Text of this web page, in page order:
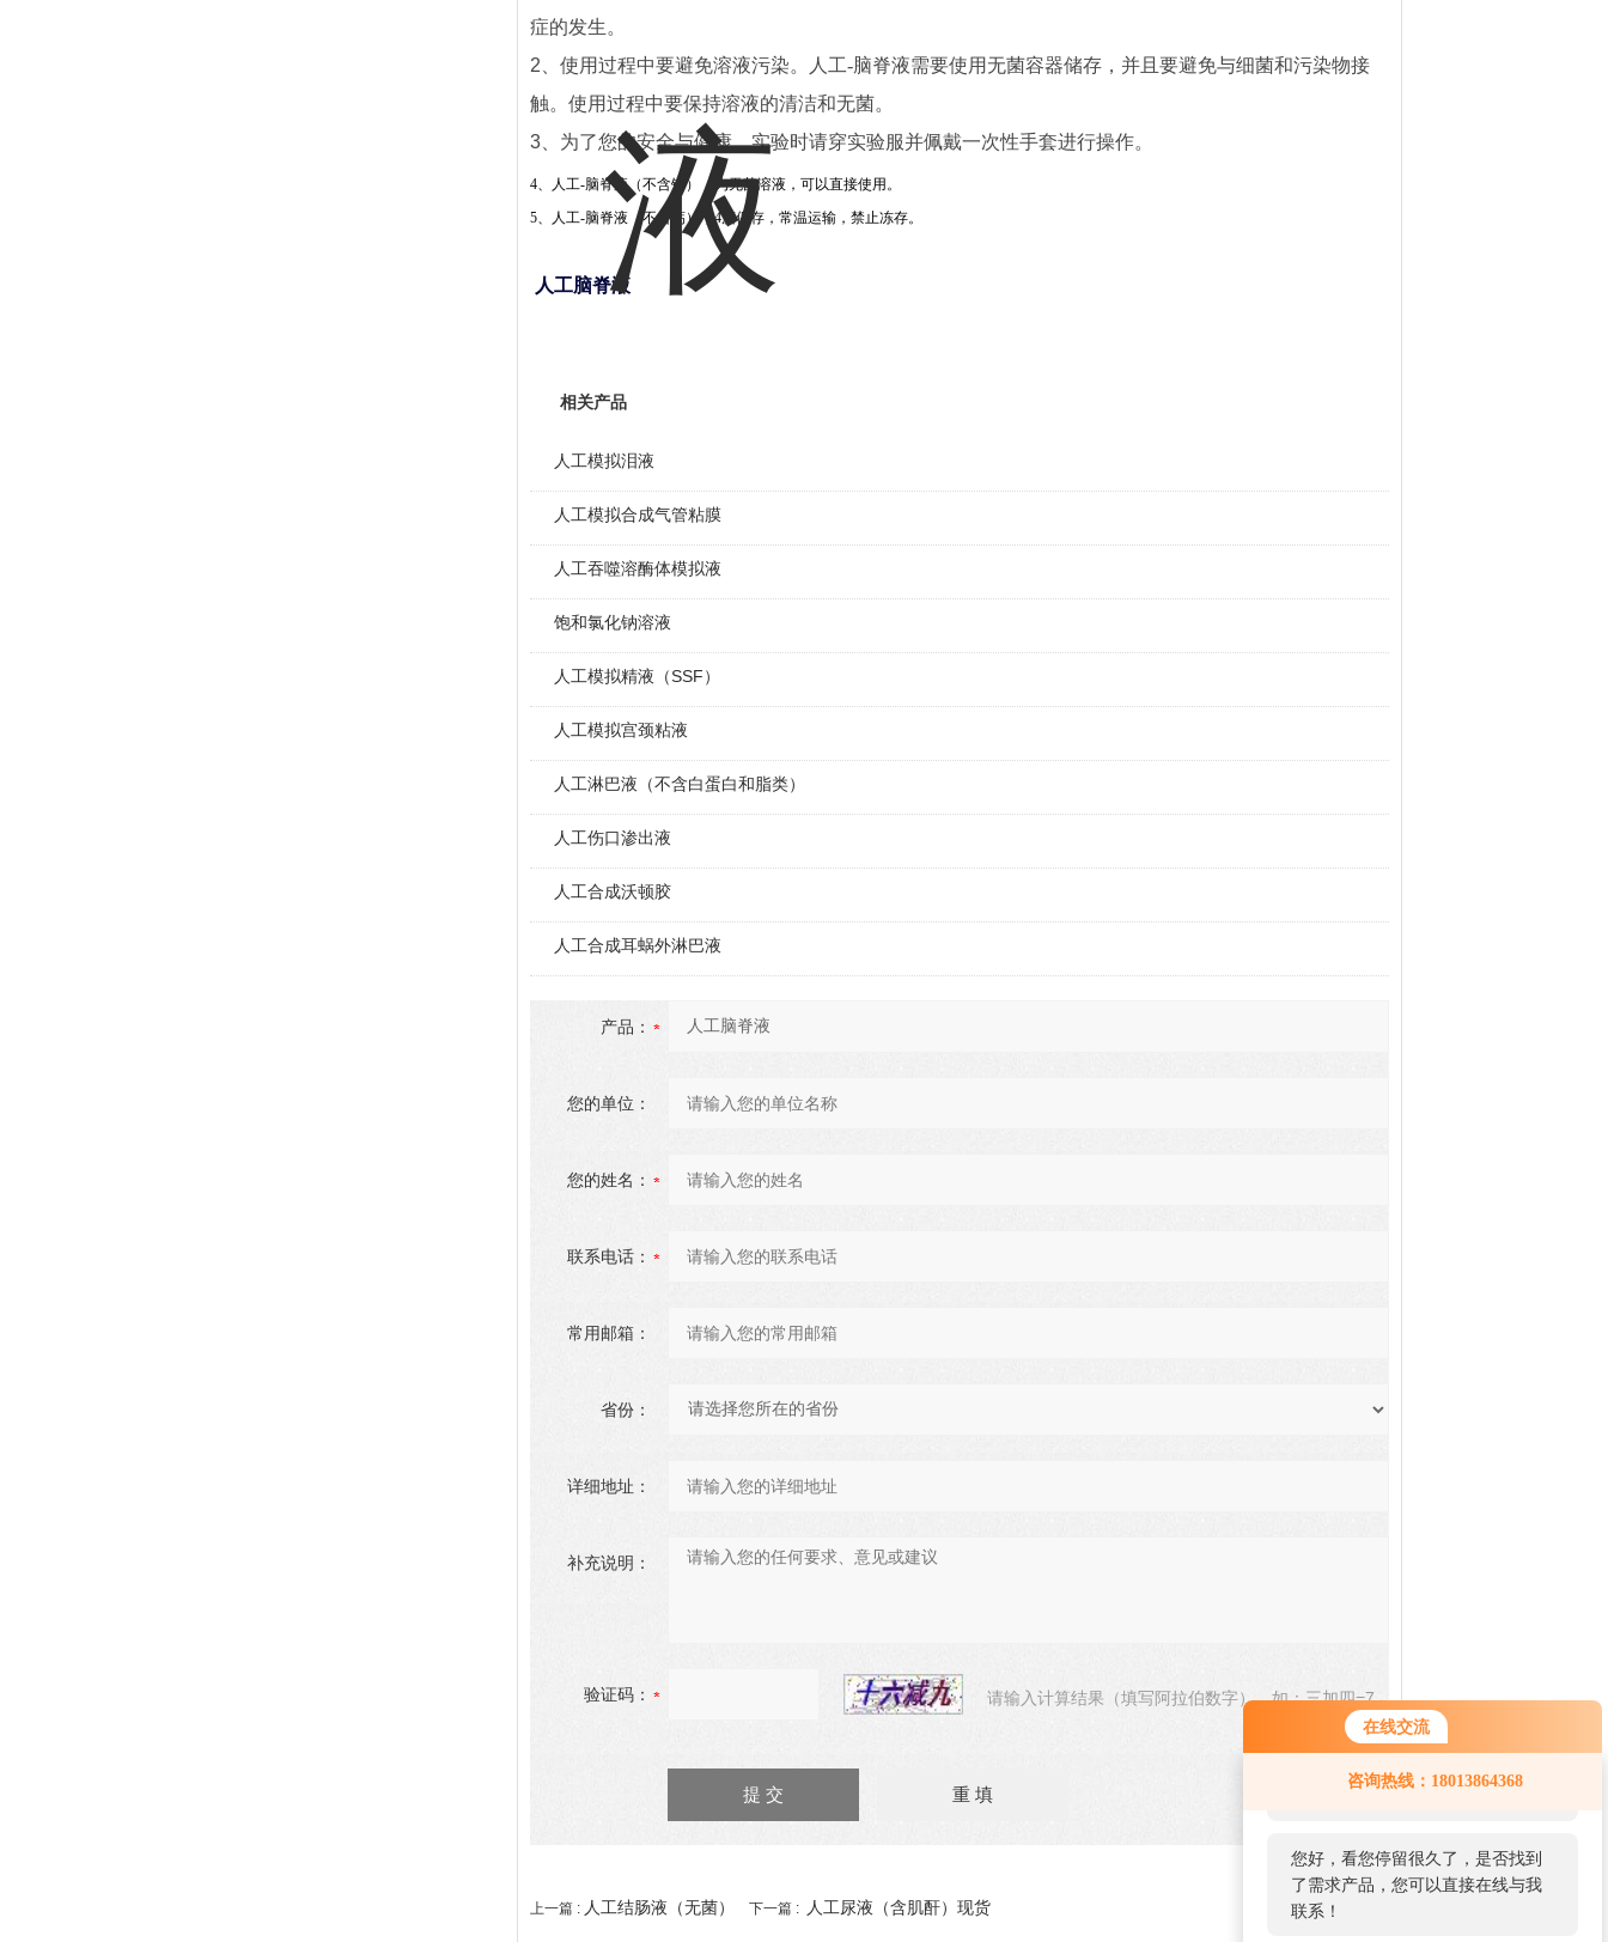
在线交流
咨询热线：18013864368
您好！欢迎前来咨询，很高兴为您
服务，请问您要咨询什么问题呢？
您好，看您停留很久了，是否找到
了需求产品，您可以直接在线与我
联系！
症的发生。
2 、使用过程中要避免溶液污染。人工-脑脊液需要使用无菌容器储存，并且要避免与细菌和污染物接
触。使用过程中要保持溶液的清洁和无菌。
3 、为了您的安全与健康，实验时请穿实验服并佩戴一次性手套进行操作。
4、人工-脑脊液（不含钙），为无菌溶液，可以直接使用。
5、人工-脑脊液（不含钙），4度保存，常温运输，禁止冻存。
人工脑脊液
相关产品
人工模拟泪液
人工模拟合成气管粘膜
人工吞噬溶酶体模拟液
饱和氯化钠溶液
人工模拟精液（SSF）
人工模拟宫颈粘液
人工淋巴液（不含白蛋白和脂类）
人工伤口渗出液
人工合成沃顿胶
人工合成耳蜗外淋巴液
产品：
您的单位：
您的姓名：
联系电话：
常用邮箱：
省份：
详细地址：
补充说明：
验证码： 请输入计算结果（填写阿拉伯数字），如：三加四=7
上一篇 : 人工结肠液（无菌） 下一篇 : 人工尿液（含肌酐）现货